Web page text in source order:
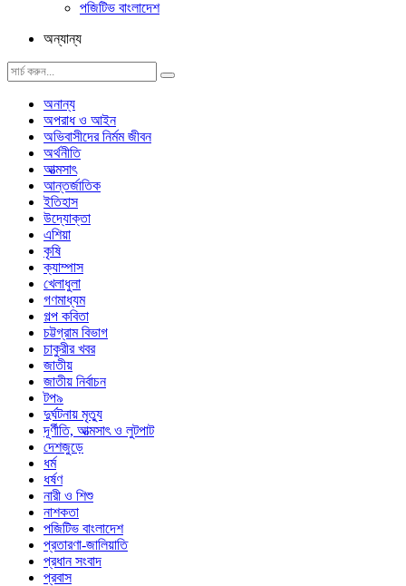
পজিটিভ বাংলাদেশ
অন্যান্য
অনান্য
অপরাধ ও আইন
অভিবাসীদের নির্মম জীবন
অর্থনীতি
আত্মসাৎ
আন্তর্জাতিক
ইতিহাস
উদ্যোক্তা
এশিয়া
কৃষি
ক্যাম্পাস
খেলাধুলা
গণমাধ্যম
গল্প ক‌বিতা
চট্টগ্রাম বিভাগ
চাকুরীর খবর
জাতীয়
জাতীয় নির্বাচন
টপ৯
দুর্ঘটনায় মৃত্যু
দূর্ণীতি, আত্মসাৎ ও লুটপাট
দেশজুড়ে
ধর্ম
ধর্ষণ
নারী ও শিশু
নাশকতা
পজিটিভ বাংলাদেশ
প্রতারণা-জালিয়াতি
প্রধান সংবাদ
প্রবাস